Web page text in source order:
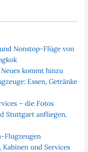
Nonstop-Flüge von
kommt hinzu
Essen, Getränke
– die Fotos
Stuttgart anfliegen,
Flugzeugen
und Services